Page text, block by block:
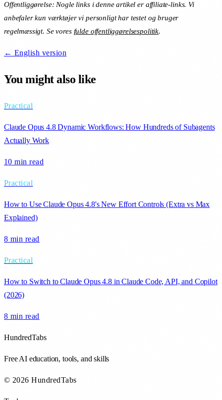
Offentliggørelse: Nogle links i denne artikel er affiliate-links. Vi
anbefaler kun værktøjer vi personligt har testet og bruger
regelmæssigt. Se vores fulde offentliggørelsespolitik.
← English version
You might also like
Practical
Claude Opus 4.8 Dynamic Workflows: How Hundreds of Subagents
Actually Work
10 min read
Practical
How to Use Claude Opus 4.8's New Effort Controls (Extra vs Max
Explained)
8 min read
Practical
How to Switch to Claude Opus 4.8 in Claude Code, API, and Copilot
(2026)
8 min read
HundredTabs
Free AI education, tools, and skills
© 2026 HundredTabs